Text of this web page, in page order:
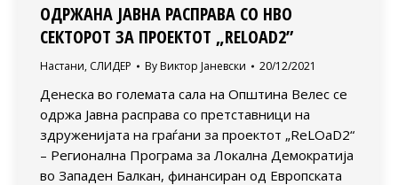
ОДРЖАНА ЈАВНА РАСПРАВА СО НВО
СЕКТОРОТ ЗА ПРОЕКТОТ „RELOAD2”
Настани, СЛИДЕР By Виктор Јаневски 20/12/2021
Денеска во големата сала на Општина Велес се
одржа Јавна расправа со претставници на
здруженијата на граѓани за проектот „ReLOaD2“
– Регионална Програма за Локална Демократија
во Западен Балкан, финансиран од Европската